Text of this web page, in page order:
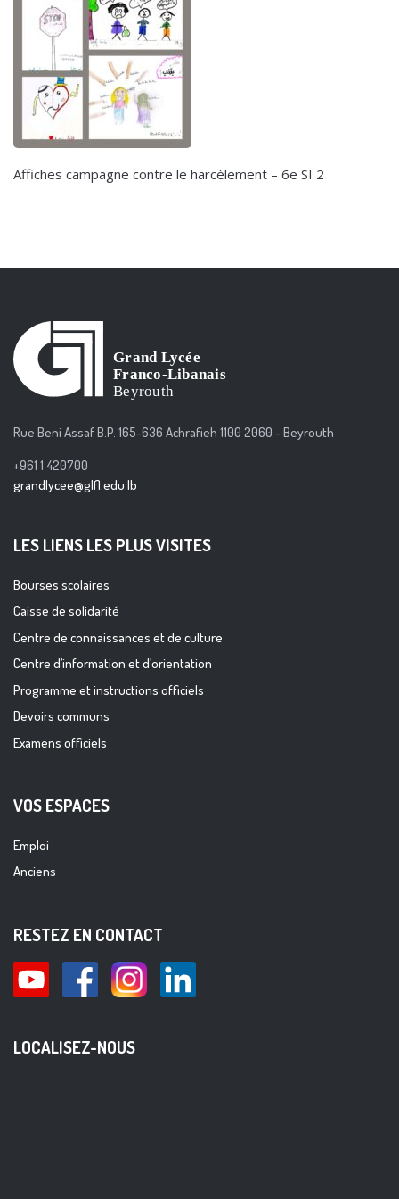
Affiches campagne contre le harcèlement – 6e SI 2
Rue Beni Assaf B.P. 165-636 Achrafieh 1100 2060 - Beyrouth
+961 1 420700
grandlycee@glfl.edu.lb
LES LIENS LES PLUS VISITES
Bourses scolaires
Caisse de solidarité
Centre de connaissances et de culture
Centre d’information et d’orientation
Programme et instructions officiels
Devoirs communs
Examens officiels
VOS ESPACES
Emploi
Anciens
RESTEZ EN CONTACT
LOCALISEZ-NOUS